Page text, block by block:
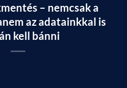
– nemcsak a
az adatainkkal is
kell bánni